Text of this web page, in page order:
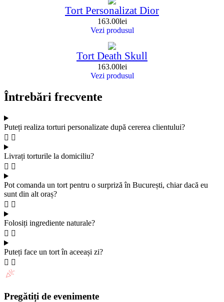
Tort Personalizat Dior
163.00lei
Vezi produsul
Tort Death Skull
163.00lei
Vezi produsul
Întrebări frecvente
Puteți realiza torturi personalizate după cererea clientului?
Livrați torturile la domiciliu?
Pot comanda un tort pentru o surpriză în București, chiar dacă eu
sunt din alt oraș?
Folosiți ingrediente naturale?
Puteți face un tort în aceeași zi?
Pregătiți de evenimente